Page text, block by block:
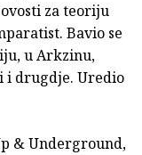
za teoriju
Bavio se
u Arkzinu,
i drugdje. Uredio
& Underground,